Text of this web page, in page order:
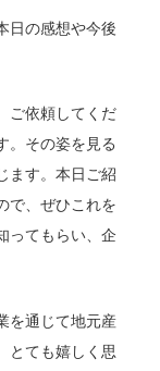
日の感想や今後
ご依頼してくだ
。その姿を見る
ます。本日ご紹
で、ぜひこれを
ってもらい、企
を通じて地元産
とても嬉しく思